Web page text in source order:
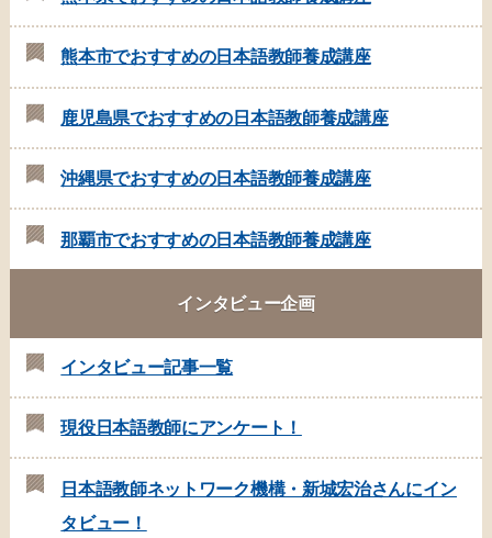
熊本市でおすすめの日本語教師養成講座
鹿児島県でおすすめの日本語教師養成講座
沖縄県でおすすめの日本語教師養成講座
那覇市でおすすめの日本語教師養成講座
インタビュー企画
インタビュー記事一覧
現役日本語教師にアンケート！
日本語教師ネットワーク機構・新城宏治さんにイン
タビュー！